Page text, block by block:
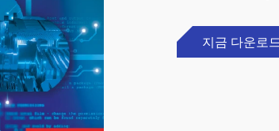
지금 다운로